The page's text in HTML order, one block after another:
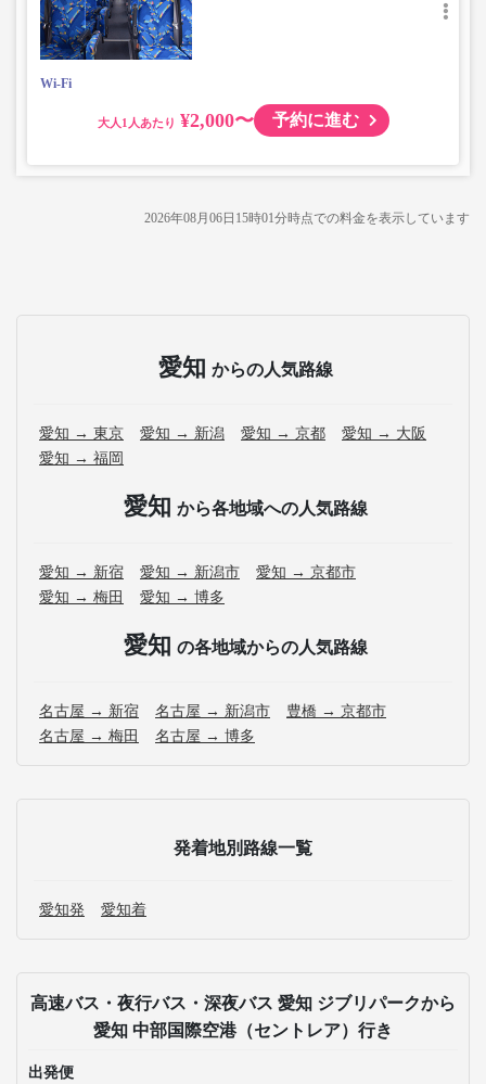
Wi-Fi
大人 ¥2,000〜 予約に進む
2026年08月06日15時01分時点での料金を表示しています
愛知 からの人気路線
愛知 → 東京 愛知 → 新潟 愛知 → 京都
愛知 → 大阪
愛知 → 福岡
愛知 から各地域への人気路線
愛知 → 新宿 愛知 → 新潟市
愛知 → 京都市
愛知 → 梅田
愛知 → 博多
愛知 の各地域からの人気路線
名古屋 → 新宿 名古屋 → 新潟市
豊橋 → 京都市
名古屋 → 梅田
名古屋 → 博多
発着地別路線一覧
愛知発 愛知着
高速バス・夜行バス・深夜バス 愛知 ジブリパークから
愛知 中部国際空港（セントレア）行き
出発便